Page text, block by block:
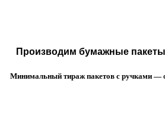
Производим бумажные
Минимальный тираж пакетов с ручками —